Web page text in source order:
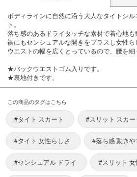
ボディラインに自然に沿う大人なタイトシ
ト。
落ち感のあるドライタッチな素材で着心地も
裾にもセンシュアルな開きをプラスし女性ら
ウエストの幅を広くとっているので、腰を細
★バックウエストゴム入りです。
★裏地付きです。
この商品のタグはこちら
#タイト スカート #スリット スカー
#タイト 女性らしさ #落ち感 動きや
#センシュアル ドライ #スリット 女